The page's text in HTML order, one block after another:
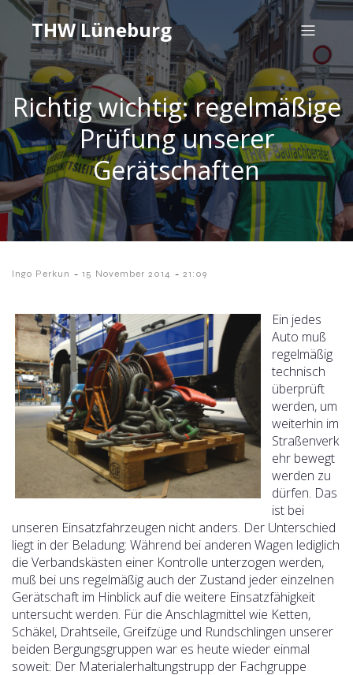
THW Lüneburg
Richtig wichtig: regelmäßige
Prüfung unserer
Gerätschaften
Ingo Perkun - 15 November 2014 - 21:09
Ein jedes
Auto muß
regelmäßig
technisch
überprüft
werden, um
weiterhin im
Straßenverk
ehr bewegt
werden zu
dürfen. Das
ist bei
unseren Einsatzfahrzeugen nicht anders. Der Unterschied
liegt in der Beladung: Während bei anderen Wagen lediglich
die Verbandskästen einer Kontrolle unterzogen werden,
muß bei uns regelmäßig auch der Zustand jeder einzelnen
Gerätschaft im Hinblick auf die weitere Einsatzfähigkeit
untersucht werden. Für die Anschlagmittel wie Ketten,
Schäkel, Drahtseile, Greifzüge und Rundschlingen unserer
beiden Bergungsgruppen war es heute wieder einmal
soweit: Der Materialerhaltungstrupp der Fachgruppe